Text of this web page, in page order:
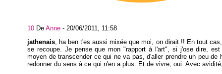
10 De Anne - 20/06/2011, 11:58
jathenais , ha ben t'es aussi mixée que moi, on dirait !! En tout
se recoupe. Je pense que mon "rapport à l'art", si j'ose dire, est
moyen de transcender ce qui ne va pas, d'aller prendre un peu de
redonner du sens à ce qui n'en a plus. Et de vivre, oui. Avec